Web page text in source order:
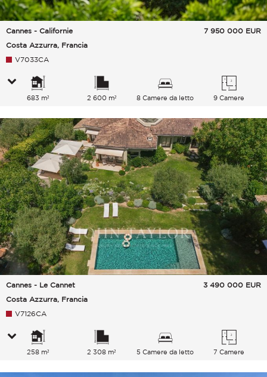
Cannes - Californie
Costa Azzurra, Francia
7 950 000 EUR
V7033CA
683 m² 2 600 m² 8 Camere da letto 9 Camere
Cannes - Le Cannet
Costa Azzurra, Francia
3 490 000 EUR
V7126CA
258 m² 2 308 m² 5 Camere da letto 7 Camere